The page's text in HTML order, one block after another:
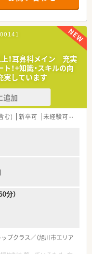
器クリニックのの門前薬
化器内科をメインに近隣の
す。
も行っています。
、散薬の監査システムなど
す。地域に密着のかかりつ
い方にもキャリアアップ
り、地域の方々から愛され
です。
自身の時間をしっかりと大
トを活用して、心機一転新
いるものの、手厚い教育サ
い方
応じます。お気軽にお問い
！耳鼻科メイン 充実
！+知識・スキルの向
実しています
追加
む) 新卒可 未経験可
分）
プクラス／（旭川市エリア